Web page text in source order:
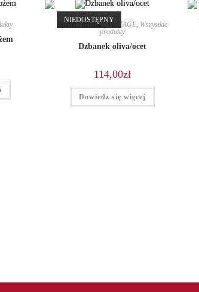
NIEDOSTĘPNY
Butelki i dzbanki,VINTAGE, Wszystkie
produkty
Dzbanek oliva/ocet
114,00zł
Dowiedz się więcej